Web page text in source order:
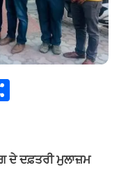
e
ਦੇ ਦਫ਼ਤਰੀ ਮੁਲਾਜ਼ਮ